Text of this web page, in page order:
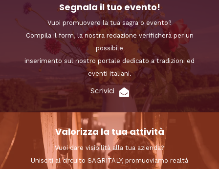
Segnala il tuo evento!
Vuoi promuovere la tua sagra o evento?
Compila il form, la nostra redazione verificherà per un
possibile
inserimento sul nostro portale dedicato a tradizioni ed
eventi italiani.
Scrivici
Valorizza la tua attività
Vuoi dare visibilità alla tua azienda?
Unisciti al circuito SAGRITALY, promuoviamo realtà